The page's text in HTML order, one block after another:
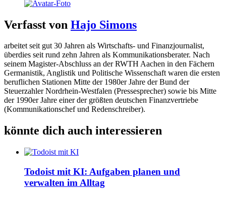
Verfasst von Hajo Simons
arbeitet seit gut 30 Jahren als Wirtschafts- und Finanzjournalist,
überdies seit rund zehn Jahren als Kommunikationsberater. Nach
seinem Magister-Abschluss an der RWTH Aachen in den Fächern
Germanistik, Anglistik und Politische Wissenschaft waren die ersten
beruflichen Stationen Mitte der 1980er Jahre der Bund der
Steuerzahler Nordrhein-Westfalen (Pressesprecher) sowie bis Mitte
der 1990er Jahre einer der größten deutschen Finanzvertriebe
(Kommunikationschef und Redenschreiber).
könnte dich auch interessieren
Todoist mit KI: Aufgaben planen und
verwalten im Alltag